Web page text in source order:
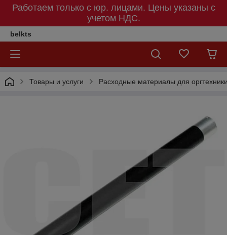
Работаем только с юр. лицами. Цены указаны c
учетом НДС.
belkts
Товары и услуги Расходные материалы для